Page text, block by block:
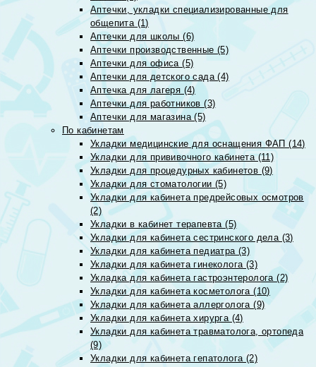
Аптечки, укладки специализированные для
общепита (1)
Аптечки для школы (6)
Аптечки производственные (5)
Аптечки для офиса (5)
Аптечки для детского сада (4)
Аптечка для лагеря (4)
Аптечки для работников (3)
Аптечки для магазина (5)
По кабинетам
Укладки медицинские для оснащения ФАП (14)
Укладки для прививочного кабинета (11)
Укладки для процедурных кабинетов (9)
Укладки для стоматологии (5)
Укладки для кабинета предрейсовых осмотров
(2)
Укладки в кабинет терапевта (5)
Укладки для кабинета сестринского дела (3)
Укладки для кабинета педиатра (3)
Укладки для кабинета гинеколога (3)
Укладка для кабинета гастроэнтеролога (2)
Укладки для кабинета косметолога (10)
Укладки для кабинета аллерголога (9)
Укладки для кабинета хирурга (4)
Укладки для кабинета травматолога, ортопеда
(9)
Укладки для кабинета гепатолога (2)